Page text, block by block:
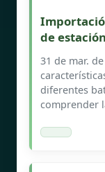
de
31 de mar.
diferentes
comprender